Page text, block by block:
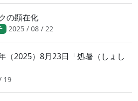
の顕在化
2025 / 08 / 22
2025）8月23日「処暑（しょし
19